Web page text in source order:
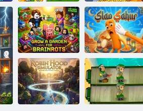
Соберите
Брейнрот на
арене
Дуэли
Брейнрот
Вырастите сад
для Брейнрот
Пощёчина
Сахуру